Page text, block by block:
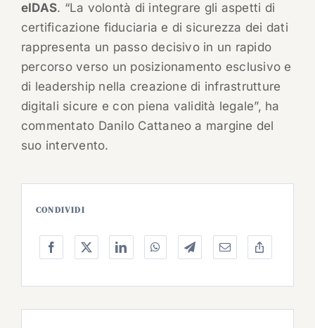
eIDAS. “La volontà di integrare gli aspetti di
certificazione fiduciaria e di sicurezza dei dati
rappresenta un passo decisivo in un rapido
percorso verso un posizionamento esclusivo e
di leadership nella creazione di infrastrutture
digitali sicure e con piena validità legale”, ha
commentato Danilo Cattaneo a margine del
suo intervento.
CONDIVIDI